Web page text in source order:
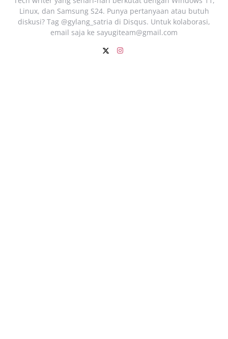
Linux, dan Samsung S24. Punya pertanyaan atau butuh
diskusi? Tag @gylang_satria di Disqus. Untuk kolaborasi,
email saja ke sayugiteam@gmail.com